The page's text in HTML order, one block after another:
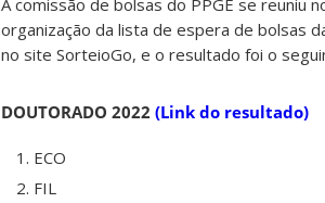
A comissão de bolsas do PPGE se reuniu
organização da lista de espera de bolsas
no site SorteioGo, e o resultado foi o
DOUTORADO 2022 (Link do resultado)
ECO
FIL